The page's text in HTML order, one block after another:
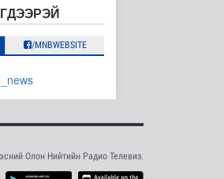
сарын 15-наас
тээврийн
хорооллын
/шууд/
4-р анги
үдшийн/MNBWEBSITE
Олон Нийтийн Радио Телевиз.